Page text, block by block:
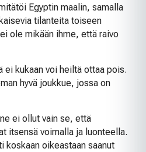
Egyptin maalin, samalla
tilanteita toiseen
ole mikään ihme, että raivo
ei kukaan voi heiltä ottaa pois.
hyvä joukkue, jossa on
ei ollut vain se, että
itsensä voimalla ja luonteella.
koskaan oikeastaan saanut